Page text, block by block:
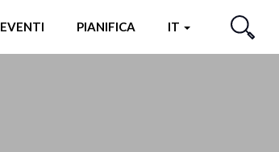
EVENTI PIANIFICA IT
CERCA